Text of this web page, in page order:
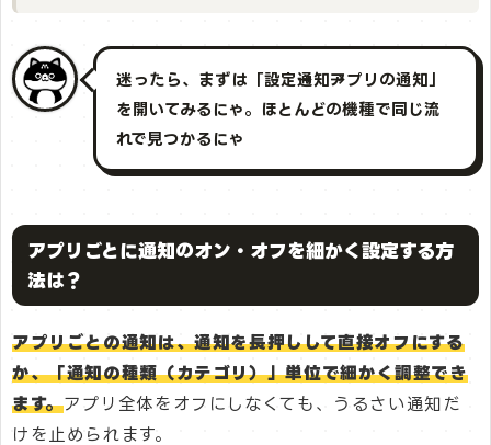
迷ったら、まずは「設定→通知→アプリの通知」
を開いてみるにゃ。ほとんどの機種で同じ流
れで見つかるにゃ
アプリごとに通知のオン・オフを細かく設定する方
法は？
アプリごとの通知は、通知を長押しして直接オフにする
か、「通知の種類（カテゴリ）」単位で細かく調整でき
ます。アプリ全体をオフにしなくても、うるさい通知だ
けを止められます。